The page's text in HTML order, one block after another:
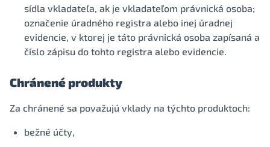
sídla vkladateľa, ak je vkladateľom právnická osoba;
označenie úradného registra alebo inej úradnej
evidencie, v ktorej je táto právnická osoba zapísaná a
číslo zápisu do tohto registra alebo evidencie.
Chránené produkty
Za chránené sa považujú vklady na týchto produktoch:
bežné účty,